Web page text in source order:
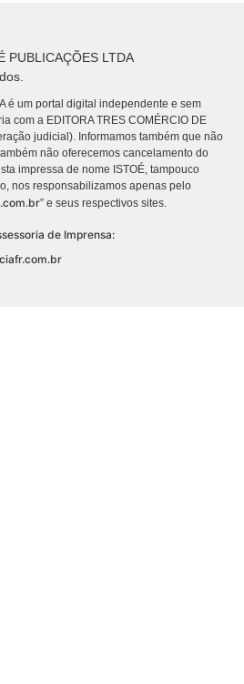
PUBLICAÇÕES LTDA
é um portal digital independente e sem
com a EDITORA TRES COMÉRCIO DE
judicial). Informamos também que não
não oferecemos cancelamento do
impressa de nome ISTOÉ, tampouco
nos responsabilizamos apenas pelo
” e seus respectivos sites.
de Imprensa: